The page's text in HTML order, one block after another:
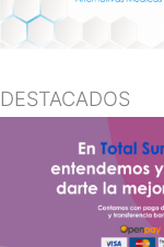
DESTACADOS